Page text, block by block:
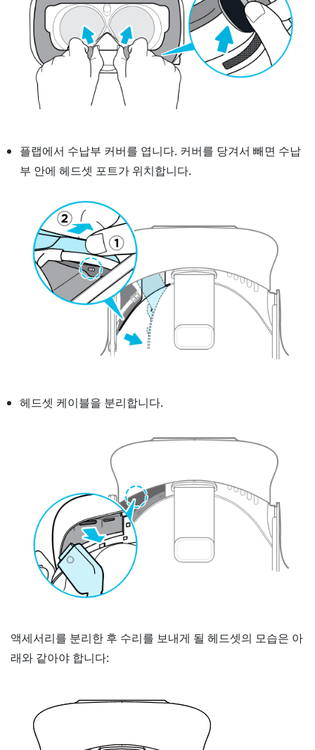
플랩에서 수납부 커버를 엽니다. 커버를 당겨서 빼면 수납
부 안에 헤드셋 포트가 위치합니다.
헤드셋 케이블을 분리합니다.
액세서리를 분리한 후 수리를 보내게 될 헤드셋의 모습은 아
래와 같아야 합니다: